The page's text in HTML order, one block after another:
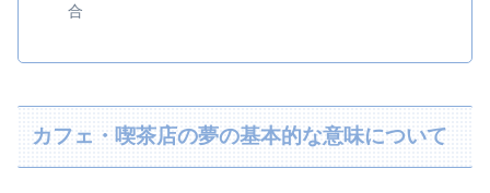
合
カフェ・喫茶店の夢の基本的な意味について